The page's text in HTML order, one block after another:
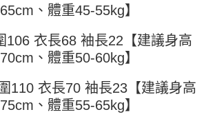
」等通路繳費。
服務購買商品或服務，並由商店將買賣／分期付款
後，依約使用本公司帳單繳交帳款。
哥付你分期」之契約關係目的，商店將以您的個人
帳流程】
先享後付」後，將跳轉至「AFTEE先享後付」
將收到繳費通知簡訊。
14天內，點擊此簡訊中的連結，可透過四大超商／
方式進行付款，方視為交易完成。
當下不需立刻繳費，但若您需要取消訂單，請聯絡
家同意取消之訂單仍視為有效，需透過AFTEE先享
含以上)免運費
、體重45-55kg】
106 衣長68 袖長22【建議身高
、體重50-60kg】
110 衣長70 袖長23【建議身高
、體重55-65kg】